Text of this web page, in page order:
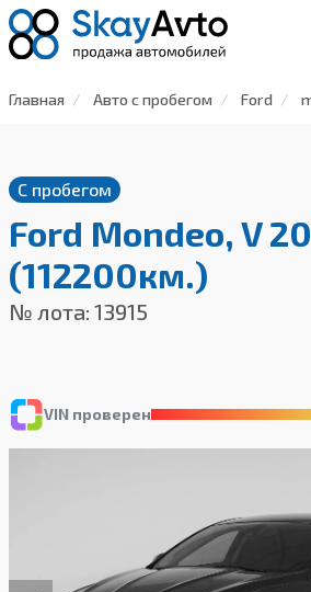
Главная Авто с пробегом Ford
С пробегом
Ford Mondeo, V
(112200км.)
№ лота: 13915
VIN проверен